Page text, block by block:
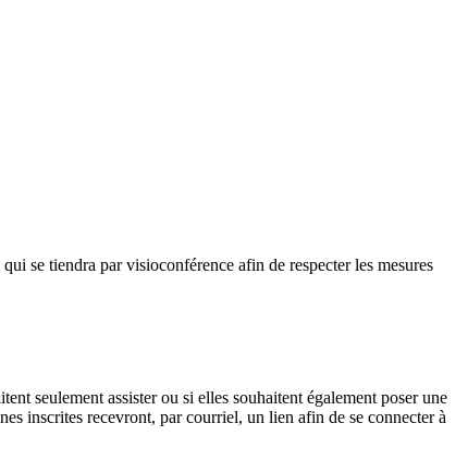
se tiendra par visioconférence afin de respecter les mesures
seulement assister ou si elles souhaitent également poser une
inscrites recevront, par courriel, un lien afin de se connecter à